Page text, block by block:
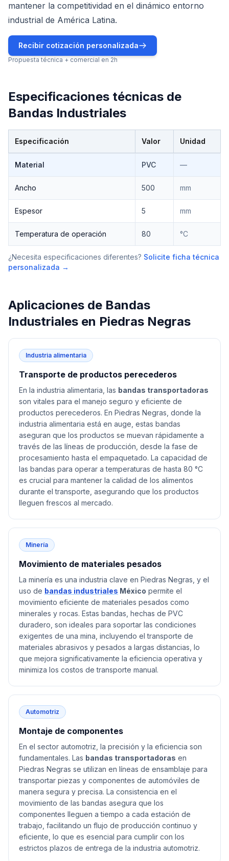
mantener la competitividad en el dinámico entorno
industrial de América Latina.
Recibir cotización personalizada
Propuesta técnica + comercial en 2h
Especificaciones técnicas de
Bandas Industriales
Especificación Valor Unidad
Material PVC —
Ancho 500 mm
Espesor 5 mm
Temperatura de operación 80 °C
¿Necesita especificaciones diferentes? Solicite ficha técnica
personalizada →
Aplicaciones de Bandas
Industriales en Piedras Negras
Industria alimentaria
Transporte de productos perecederos
En la industria alimentaria, las bandas transportadoras
son vitales para el manejo seguro y eficiente de
productos perecederos. En Piedras Negras, donde la
industria alimentaria está en auge, estas bandas
aseguran que los productos se muevan rápidamente a
través de las líneas de producción, desde la fase de
procesamiento hasta el empaquetado. La capacidad de
las bandas para operar a temperaturas de hasta 80 °C
es crucial para mantener la calidad de los alimentos
durante el transporte, asegurando que los productos
lleguen frescos al mercado.
Minería
Movimiento de materiales pesados
La minería es una industria clave en Piedras Negras, y el
uso de bandas industriales México permite el
movimiento eficiente de materiales pesados como
minerales y rocas. Estas bandas, hechas de PVC
duradero, son ideales para soportar las condiciones
exigentes de una mina, incluyendo el transporte de
materiales abrasivos y pesados a largas distancias, lo
que mejora significativamente la eficiencia operativa y
minimiza los costos de transporte manual.
Automotriz
Montaje de componentes
En el sector automotriz, la precisión y la eficiencia son
fundamentales. Las bandas transportadoras en
Piedras Negras se utilizan en líneas de ensamblaje para
transportar piezas y componentes de automóviles de
manera segura y precisa. La consistencia en el
movimiento de las bandas asegura que los
componentes lleguen a tiempo a cada estación de
trabajo, facilitando un flujo de producción continuo y
eficiente, lo que es esencial para cumplir con los
estrictos plazos de entrega de la industria automotriz.